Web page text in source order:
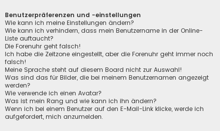
Benutzerpräferenzen und -einstellungen
Wie kann ich meine Einstellungen ändern?
Wie kann ich verhindern, dass mein Benutzername in der Online-
Liste auftaucht?
Die Forenuhr geht falsch!
Ich habe die Zeitzone eingestellt, aber die Forenuhr geht immer noch
falsch!
Meine Sprache steht auf diesem Board nicht zur Auswahl!
Was sind das für Bilder, die bei meinem Benutzernamen angezeigt
werden?
Wie verwende ich einen Avatar?
Was ist mein Rang und wie kann ich ihn ändern?
Wenn ich bei einem Benutzer auf den E-Mail-Link klicke, werde ich
aufgefordert, mich anzumelden.